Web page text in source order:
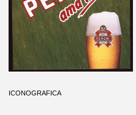
ICONOGRAFICA